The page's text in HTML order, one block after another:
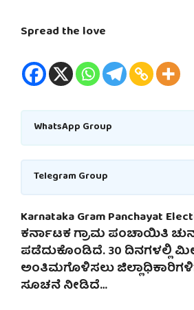
Spread the love
WhatsApp Group
Telegram Group
Karnataka Gram Panchayat
ಕರ್ನಾಟಕ ಗ್ರಾಮ ಪಂಚಾಯಿತಿ
ಪಡೆದುಕೊಂಡಿದೆ. 30 ದಿನಗಳಲ್ಲಿ
ಅಂತಿಮಗೊಳಿಸಲು
ಸೂಚನೆ ನೀಡಿದೆ…